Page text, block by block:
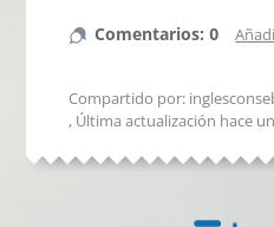
Comentarios: 0
Compartido por:
, Última actualización hace